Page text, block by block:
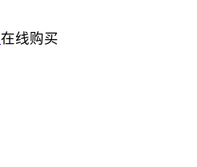
在线购买